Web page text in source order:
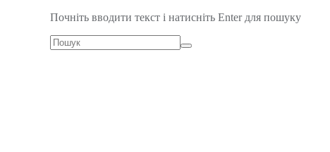
Почніть вводити текст і натисніть Enter для пошуку